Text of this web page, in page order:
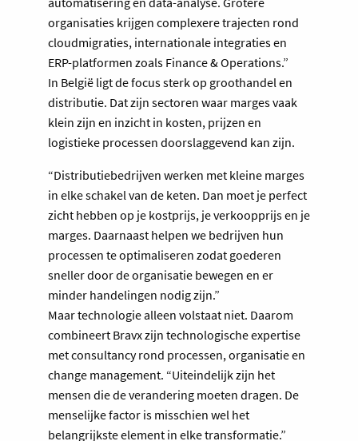
organisaties krijgen complexere trajecten rond
cloudmigraties, internationale integraties en
ERP-platformen zoals Finance & Operations.”
In België ligt de focus sterk op groothandel en
distributie. Dat zijn sectoren waar marges vaak
klein zijn en inzicht in kosten, prijzen en
logistieke processen doorslaggevend kan zijn.
“Distributiebedrijven werken met kleine marges
in elke schakel van de keten. Dan moet je perfect
zicht hebben op je kostprijs, je verkoopprijs en je
marges. Daarnaast helpen we bedrijven hun
processen te optimaliseren zodat goederen
sneller door de organisatie bewegen en er
minder handelingen nodig zijn.”
Maar technologie alleen volstaat niet. Daarom
combineert Bravx zijn technologische expertise
met consultancy rond processen, organisatie en
change management. “Uiteindelijk zijn het
mensen die de verandering moeten dragen. De
menselijke factor is misschien wel het
belangrijkste element in elke transformatie.”